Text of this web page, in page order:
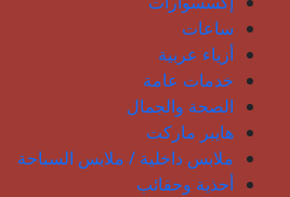
ساعات
أزياء عربية
خدمات عامة
الصحة والجمال
هايبر ماركت
ملابس داخلية / ملابس السباحة
أحذية وحقائب